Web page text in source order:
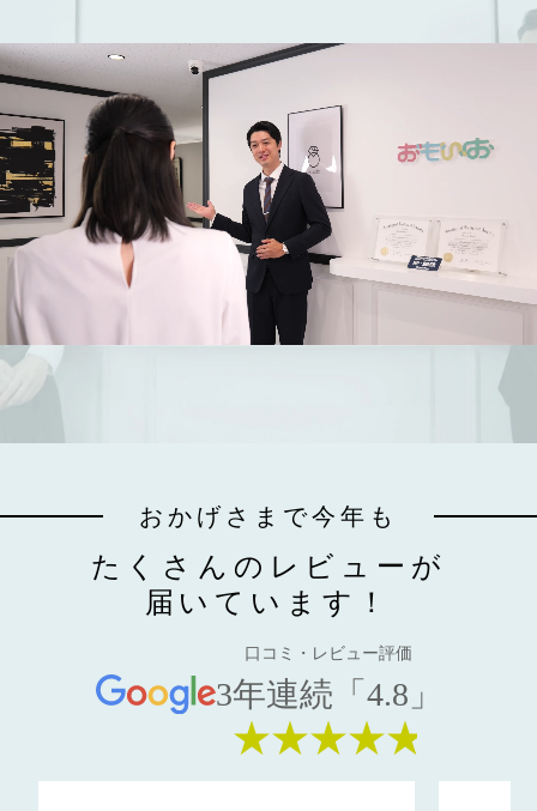
おかげさまで今年も
たくさんのレビューが
届いています！
口コミ・レビュー評価
3年連続「4.8」
★★★★★